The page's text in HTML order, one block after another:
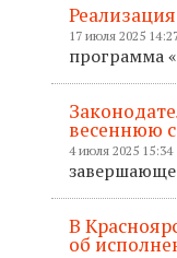
17 июля 2025
программа
весеннюю
4 июля 2025 15:34
В
об